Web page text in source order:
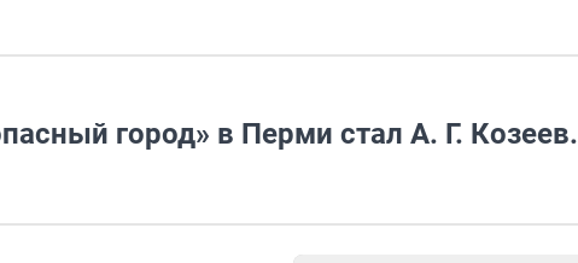
город» в Перми стал А. Г. Козеев.